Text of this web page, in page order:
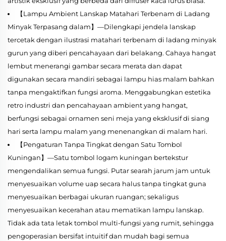
【Lampu Ambient Lanskap Matahari Terbenam di Ladang
Minyak Terpasang dalam】—Dilengkapi jendela lanskap
tercetak dengan ilustrasi matahari terbenam di ladang minyak
gurun yang diberi pencahayaan dari belakang. Cahaya hangat
lembut menerangi gambar secara merata dan dapat
digunakan secara mandiri sebagai lampu hias malam bahkan
tanpa mengaktifkan fungsi aroma. Menggabungkan estetika
retro industri dan pencahayaan ambient yang hangat,
berfungsi sebagai ornamen seni meja yang eksklusif di siang
hari serta lampu malam yang menenangkan di malam hari.
【Pengaturan Tanpa Tingkat dengan Satu Tombol
Kuningan】—Satu tombol logam kuningan bertekstur
mengendalikan semua fungsi. Putar searah jarum jam untuk
menyesuaikan volume uap secara halus tanpa tingkat guna
menyesuaikan berbagai ukuran ruangan; sekaligus
menyesuaikan kecerahan atau mematikan lampu lanskap.
Tidak ada tata letak tombol multi-fungsi yang rumit, sehingga
pengoperasian bersifat intuitif dan mudah bagi semua